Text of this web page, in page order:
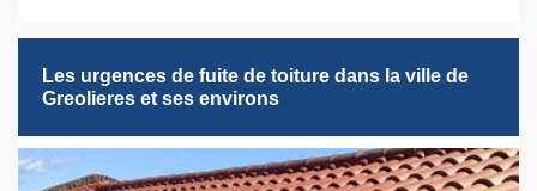
Les urgences de fuite de toiture dans la ville de
Greolieres et ses environs